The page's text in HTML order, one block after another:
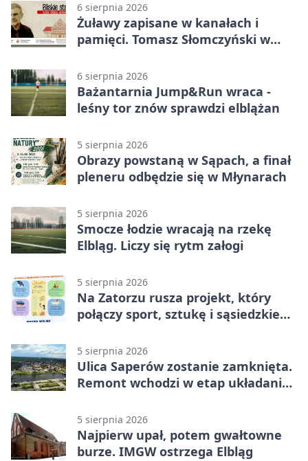
6 sierpnia 2026
Żuławy zapisane w kanałach i
pamięci. Tomasz Słomczyński w
6 sierpnia 2026
Bażantarnia Jump&Run wraca -
leśny tor znów sprawdzi elblążan
5 sierpnia 2026
Obrazy powstaną w Sąpach, a finał
pleneru odbędzie się w Młynarach
5 sierpnia 2026
Smocze łodzie wracają na rzekę
Elbląg. Liczy się rytm załogi
5 sierpnia 2026
Na Zatorzu rusza projekt, który
połączy sport, sztukę i sąsiedzkie
5 sierpnia 2026
Ulica Saperów zostanie zamknięta.
Remont wchodzi w etap układania
5 sierpnia 2026
Najpierw upał, potem gwałtowne
burze. IMGW ostrzega Elbląg